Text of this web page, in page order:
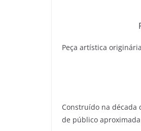
Peça artística
Construído na década
de público